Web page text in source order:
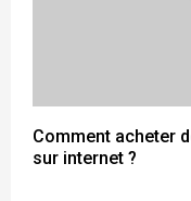
Comment acheter
sur internet ?